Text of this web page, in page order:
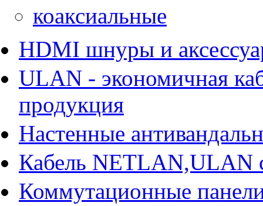
коаксиальные
HDMI шнуры и
ULAN - экономичная
продукция
Настенные
Кабель NETLAN,ULAN
Коммутационные